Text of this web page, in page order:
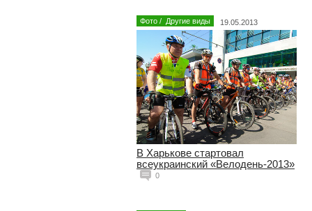
Фото / Другие виды 19.05.2013
В Харькове стартовал
всеукраинский «Велодень-2013»
0